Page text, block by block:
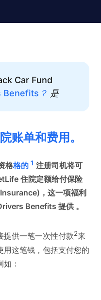
Car Fund
Benefits？ 是
账单和费用。
格格的 1 注册司机将可
住院定额给付保险
，这一项福利
Benefits 提供 。
提供一笔一次性付款2来
用这笔钱，包括支付您的
：